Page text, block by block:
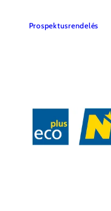
Prospektusrendelés